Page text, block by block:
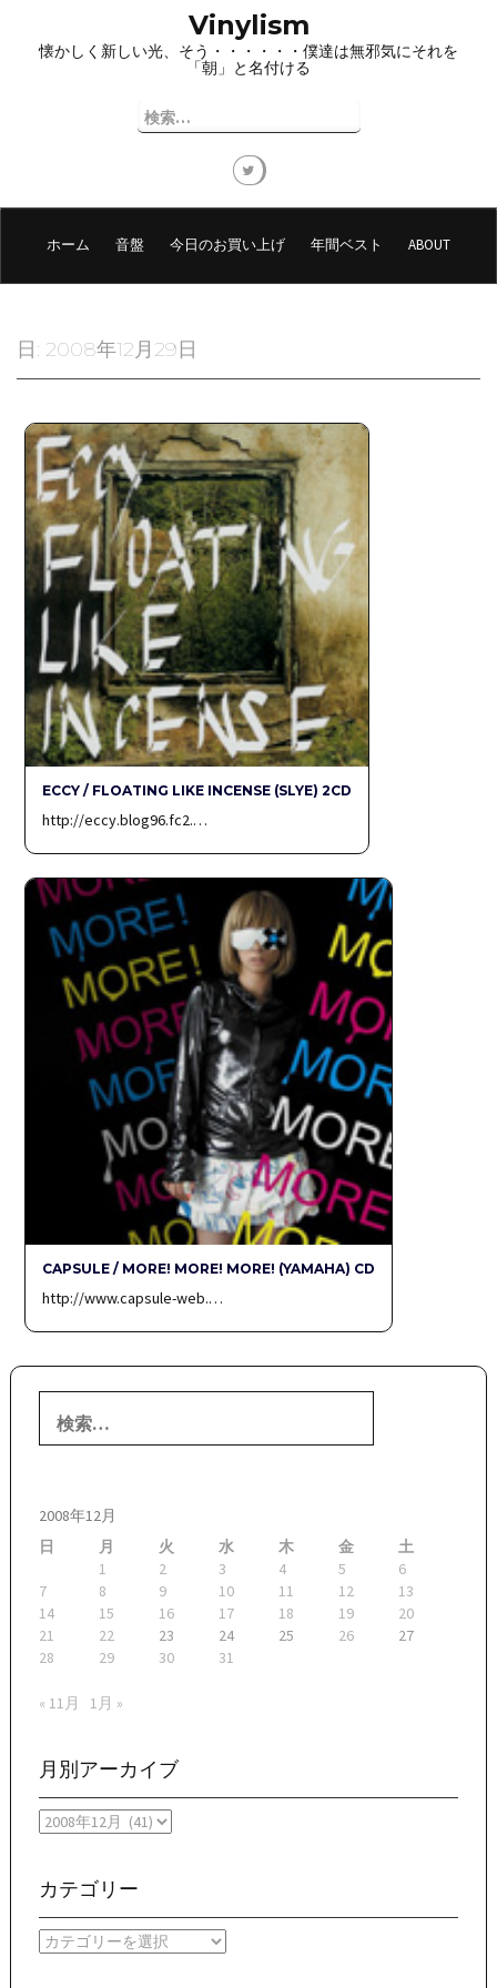
プ
Vinylism
懐かしく新しい光、そう・・・・・・僕達は無邪気にそれを
「朝」と名付ける
検
索:
ホーム 音盤 今日のお買い上げ 年間ベスト ABOUT
日: 2008年12月29日
ECCY / FLOATING LIKE INCENSE (SLYE) 2CD
http://eccy.blog96.fc2.…
CAPSULE / MORE! MORE! MORE! (YAMAHA) CD
http://www.capsule-web.…
索:
2008年12月
日
月 火 水 木 金
土
1
2 3 4 5
6
7
8 9 10 11 12
13
14
15 16 17 18 19
20
21
22 23 24 25 26
27
28
29 30 31
« 11月 1月 »
月別アーカイブ
月
ー
イ
ブ
カテゴリー
カ